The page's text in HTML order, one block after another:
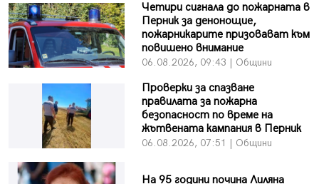
Четири сигнала до пожарната в
Перник за денонощие,
пожарникарите призовават към
повишено внимание
06.08.2026, 09:43 | Общини
Проверки за спазване
правилата за пожарна
безопасност по време на
жътвената кампания в Перник
06.08.2026, 07:51 | Общини
На 95 години почина Лиляна